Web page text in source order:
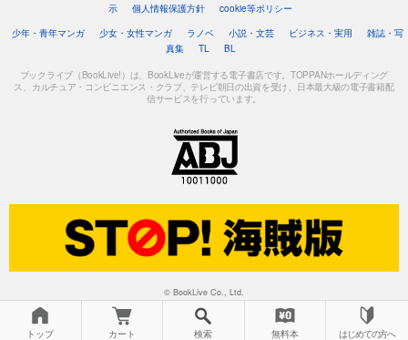
示
個人情報保護方針
cookie等ポリシー
少年・青年マンガ
少女・女性マンガ ラノベ 小説・文芸 ビジネス・実用
雑誌・写
真集
TL BL
ブックライブ（BookLive!）は、BookLiveが運営する電子書店です。TOPPANホールディング
ス、カルチュア・コンビニエンス・クラブ、テレビ朝日の出資を受け、日本最大級の電子書籍配
信サービスを行っています。
© BookLive Co., Ltd.
トップ カート 検索 無料本 はじめての方へ